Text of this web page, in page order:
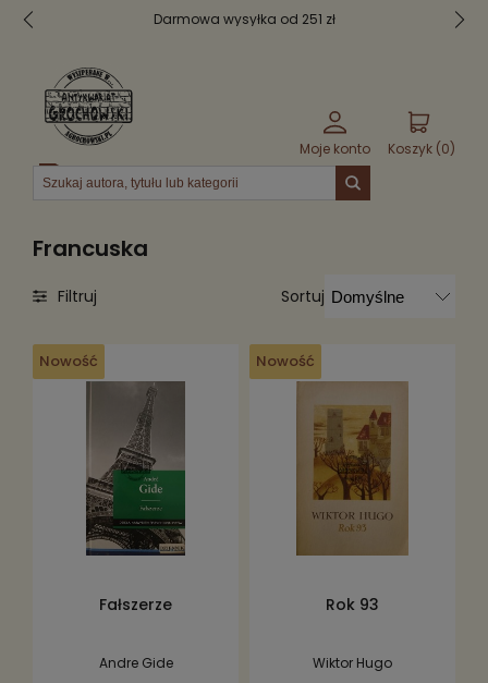
Darmowa wysyłka od 251 zł
Moje konto Koszyk (0)
Menu
Francuska
Sortuj
Filtruj
Fałszerze
Andre Gide
Nowość
Rok 93
Wiktor Hugo
Nowość